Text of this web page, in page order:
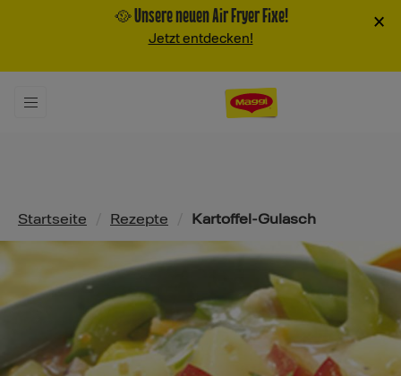
🥘 Unsere neuen Air Fryer Fixe!
Jetzt entdecken!
×
Pfadnavigation
Startseite Rezepte Kartoffel-Gulasch